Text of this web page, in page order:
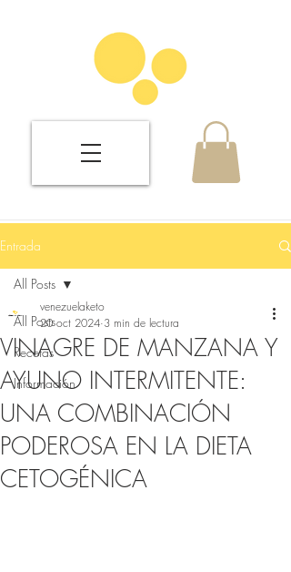
Entrada
All Posts
Recetas
Información
All Posts
VINAGRE DE MANZANA Y
AYUNO INTERMITENTE:
UNA COMBINACIÓN
PODEROSA EN LA DIETA
CETOGÉNICA
venezuelaketo
20 oct 2024 3 min de lectura